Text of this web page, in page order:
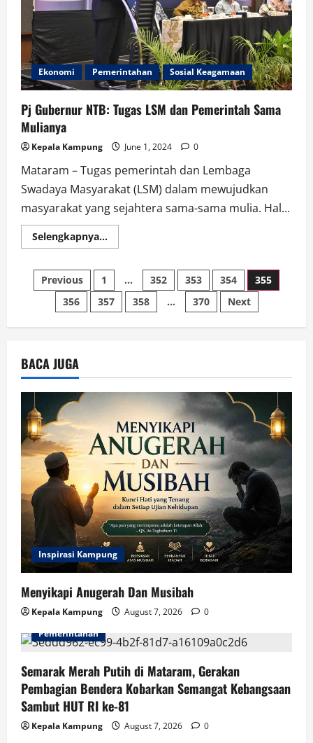
Ekonomi Pemerintahan Sosial Keagamaan
Pj Gubernur NTB: Tugas LSM dan Pemerintah Sama
Mulianya
Kepala Kampung June 1, 2024 0
Mataram – Tugas pemerintah dan Lembaga
Swadaya Masyarakat (LSM) dalam mewujudkan
masyarakat yang sejahtera sama-sama mulia. Hal...
Selengkapnya...
more
Gubernur
NTB:
Tugas
LSM
dan
Posts
pagination
Previous 1 … 352 353 354
355
356
357 358 … 370 Next
BACA JUGA
Inspirasi Kampung
Menyikapi Anugerah Dan Musibah
Kepala Kampung August 7, 2026
0
Pemerintahan
Semarak Merah Putih di Mataram, Gerakan
Pembagian Bendera Kobarkan Semangat Kebangsaan
Sambut HUT RI ke-81
Kepala Kampung August 7, 2026 0